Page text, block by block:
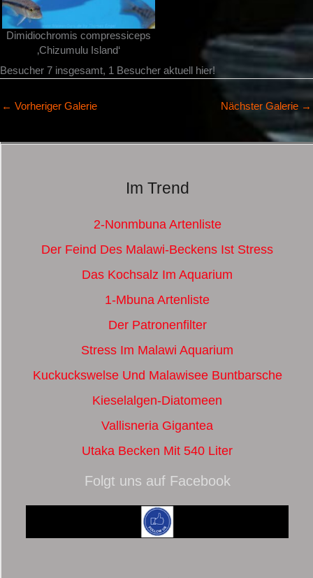
Dimidiochromis compressiceps
‚Chizumulu Island‘
Besucher 7 insgesamt, 1 Besucher aktuell hier!
← Vorheriger Galerie Nächster Galerie →
Im Trend
2-Nonmbuna Artenliste
Der Feind Des Malawi-Beckens Ist Stress
Das Kochsalz Im Aquarium
1-Mbuna Artenliste
Der Patronenfilter
Stress Im Malawi Aquarium
Kuckuckswelse Und Malawisee Buntbarsche
Kieselalgen-Diatomeen
Vallisneria Gigantea
Utaka Becken Mit 540 Liter
Folgt uns auf Facebook